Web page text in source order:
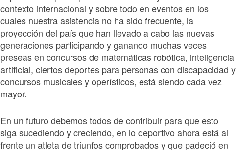
contexto internacional y sobre todo en eventos en los
cuales nuestra asistencia no ha sido frecuente, la
proyección del país que han llevado a cabo las nuevas
generaciones participando y ganando muchas veces
preseas en concursos de matemáticas robótica, inteligencia
artificial, ciertos deportes para personas con discapacidad y
concursos musicales y operísticos, está siendo cada vez
mayor.
En un futuro debemos todos de contribuir para que esto
siga sucediendo y creciendo, en lo deportivo ahora está al
frente un atleta de triunfos comprobados y que padeció en